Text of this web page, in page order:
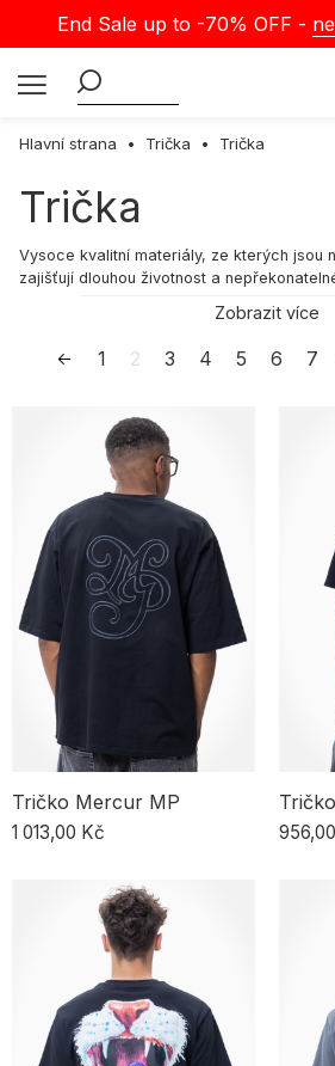
End Sale up to -70% OFF -
Hlavní strana Trička Trička
Trička
Vysoce kvalitní materiály, ze kterých jsou
zajišťují dlouhou životnost a
šatníkem. Naše trička skvěle doplní jak
nabídce spoustu zajímavých modelů. V
potřebám a vkusu. Kupuj pánská i dámská
Skate tričko – co ho charakterizuje?
Trička s potisky spojenými se
pro fanoušky tohoto stylu. Na trhu najdeš
SB nebo Thrasher, které nabízejí širokou
přímo pro skatery. Stejně jako styl jízdy na
trička – můžeš vybírat z různých střihů,
aby ti seděly přesně podle tvého stylu.
fit nebo něco mezi – volba je na tobě.
čeká v našem obchodě! V nabídce najdeš
trička i dámská trička, která kombinují
moderní elegancí. Značky jako
Dissaray
New Era
The North Face
a Wasted Paris
symbolem kvality a inovace. Každé tričko
ohledem na pohodlí a super vzhled. Tyto
Zobrazit více
1 2 3 4 5 6 7
Tričko Mercur MP
1 013,00 Kč